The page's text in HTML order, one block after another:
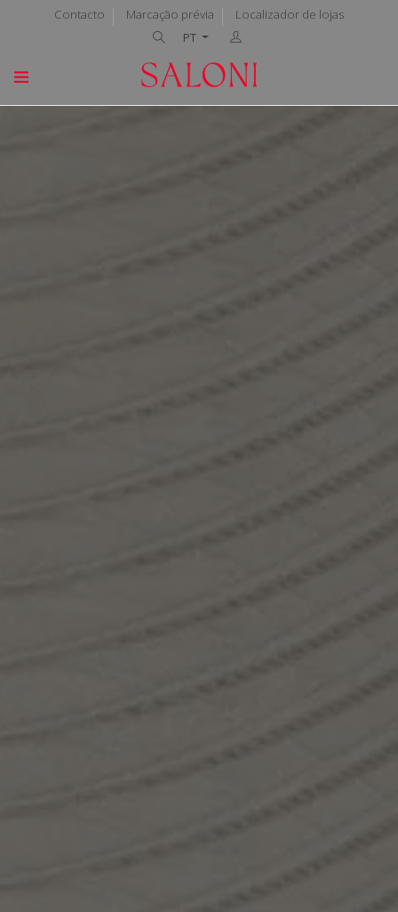
Contacto Marcação prévia
Localizador de lojas
PT